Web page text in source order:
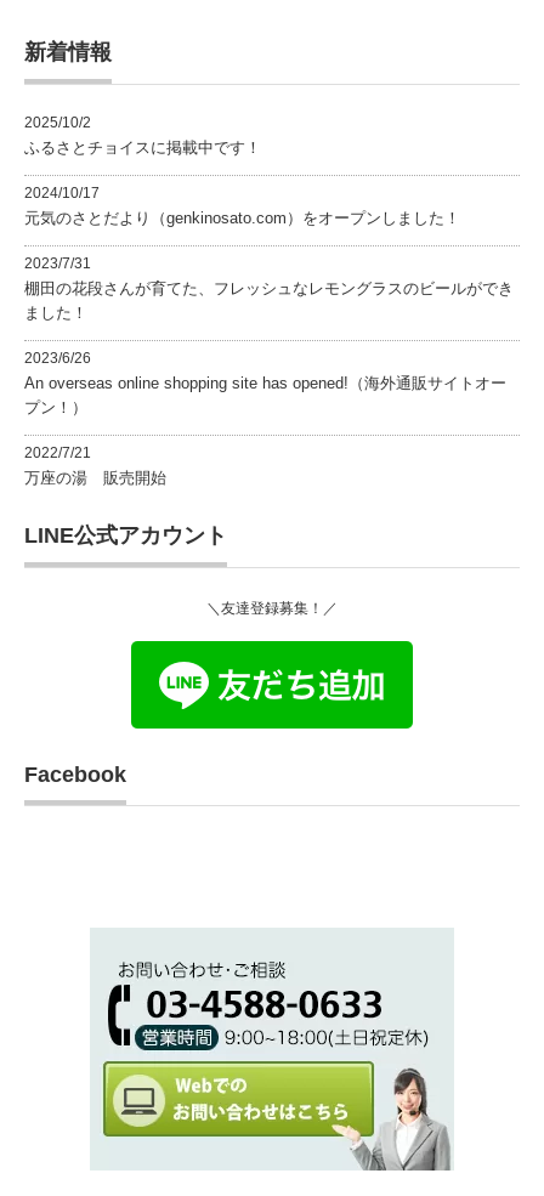
新着情報
2025/10/2
ふるさとチョイスに掲載中です！
2024/10/17
元気のさとだより（genkinosato.com）をオープンしました！
2023/7/31
棚田の花段さんが育てた、フレッシュなレモングラスのビールができ
ました！
2023/6/26
An overseas online shopping site has opened!（海外通販サイトオー
プン！）
2022/7/21
万座の湯 販売開始
LINE公式アカウント
＼友達登録募集！／
Facebook